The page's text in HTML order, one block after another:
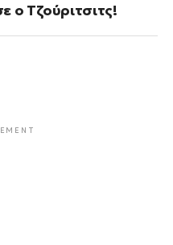
ο Τζούριτσιτς!